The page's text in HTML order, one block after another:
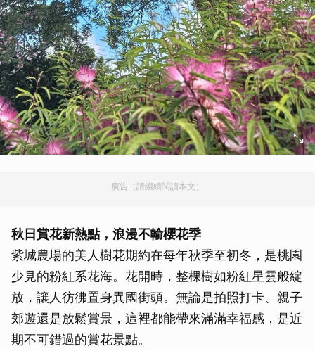
廣告（請繼續閱讀本文）
秋日賞花新熱點，浪漫不輸櫻花季
紫城農場的美人樹花期約在每年秋季至初冬，是桃園
少見的粉紅系花海。花開時，整棵樹如粉紅星雲般綻
放，讓人彷彿置身異國街頭。無論是拍照打卡、親子
郊遊還是放鬆賞景，這裡都能帶來滿滿幸福感，是近
期不可錯過的賞花景點。